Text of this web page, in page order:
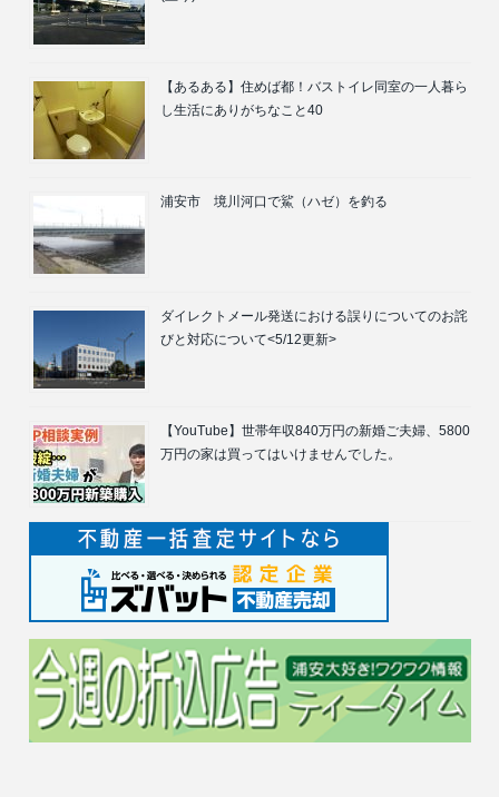
【あるある】住めば都！バストイレ同室の一人暮ら
し生活にありがちなこと40
浦安市 境川河口で鯊（ハゼ）を釣る
ダイレクトメール発送における誤りについてのお詫
びと対応について<5/12更新>
【YouTube】世帯年収840万円の新婚ご夫婦、5800
万円の家は買ってはいけませんでした。